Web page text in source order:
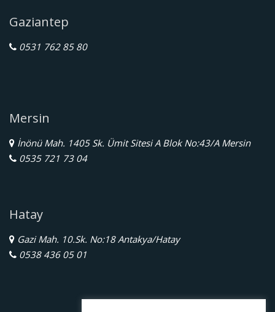
Gaziantep
0531 762 85 80
Mersin
İnönü Mah. 1405 Sk. Ümit Sitesi A Blok No:43/A Mersin
0535 721 73 04
Hatay
Gazi Mah. 10.Sk. No:18 Antakya/Hatay
0538 436 05 01